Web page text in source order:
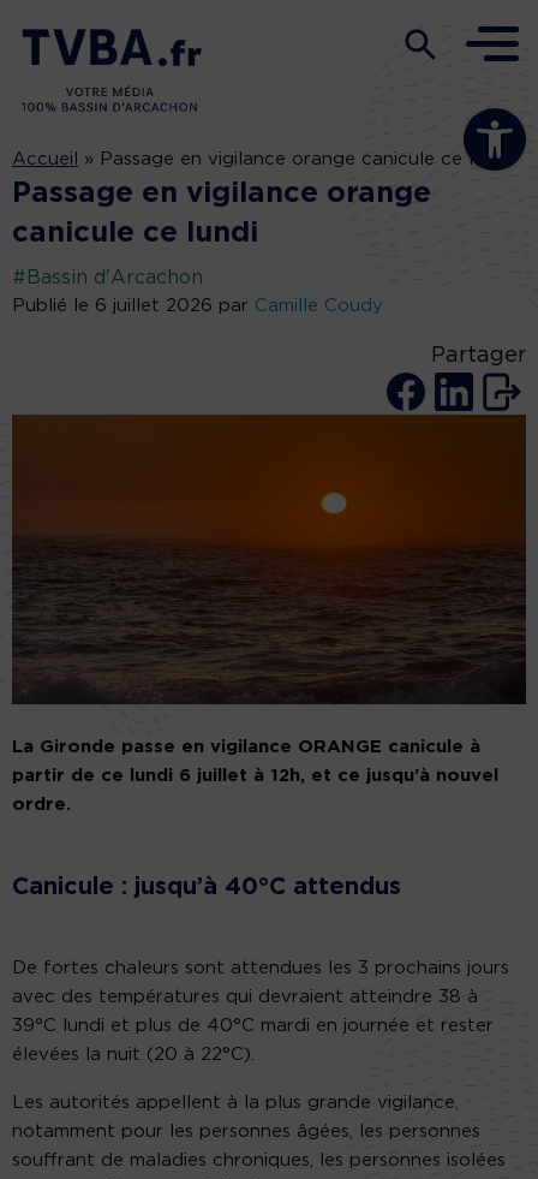
Ouvrir la
Accueil » Passage en vigilance orange canicule ce lundi
Passage en vigilance orange
canicule ce lundi
#Bassin d'Arcachon
Publié le 6 juillet 2026 par Camille Coudy
Partager
La Gironde passe en vigilance ORANGE canicule à
partir de ce lundi 6 juillet à 12h, et ce jusqu’à nouvel
ordre.
Canicule : jusqu’à 40°C attendus
De fortes chaleurs sont attendues les 3 prochains jours
avec des températures qui devraient atteindre 38 à
39°C lundi et plus de 40°C mardi en journée et rester
élevées la nuit (20 à 22°C).
Les autorités appellent à la plus grande vigilance,
notamment pour les personnes âgées, les personnes
souffrant de maladies chroniques, les personnes isolées